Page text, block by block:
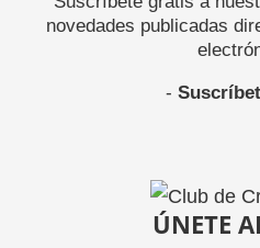
novedades publicadas
-
ÚNETE